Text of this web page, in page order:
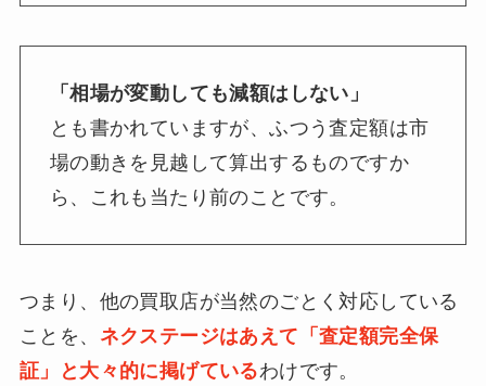
「相場が変動しても減額はしない」
とも書かれていますが、ふつう査定額は市
場の動きを見越して算出するものですか
ら、これも当たり前のことです。
つまり、他の買取店が当然のごとく対応している
ことを、 ネクステージはあえて「査定額完全保
証」と大々的に掲げているわけです。